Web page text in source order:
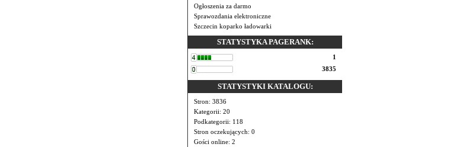
Ogłoszenia za darmo
Sprawozdania elektroniczne
Szczecin koparko ładowarki
STATYSTYKA PAGERANK:
1
3835
STATYSTYKI KATALOGU:
Stron: 3836
Kategorii: 20
Podkategorii: 118
Stron oczekujących: 0
Gości online: 2